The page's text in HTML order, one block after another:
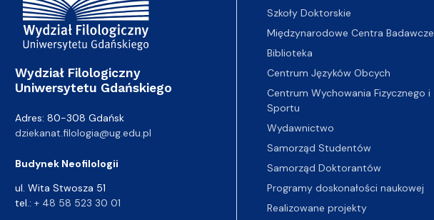
Wydział Filologiczny
Uniwersytetu Gdańskiego
Adres: 80-308 Gdańsk
dziekanat.filologia@ug.edu.pl
Budynek Neofilologii
ul. Wita Stwosza 51
tel.: + 48 58 523 30 01
Szkoły Doktorskie
Międzynarodowe Centra Badawcze
Biblioteka
Centrum Języków Obcych
Centrum Wychowania Fizycznego i
Sportu
Wydawnictwo
Samorząd Studentów
Samorząd Doktorantów
Programy doskonałości naukowej
Realizowane projekty